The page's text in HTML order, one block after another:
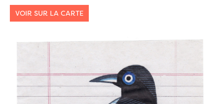
VOIR SUR LA CARTE